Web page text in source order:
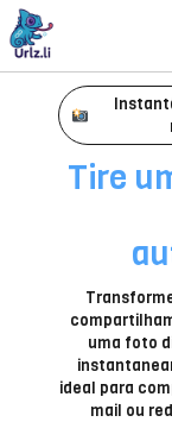
Tire
uma foto
ideal para
mail ou